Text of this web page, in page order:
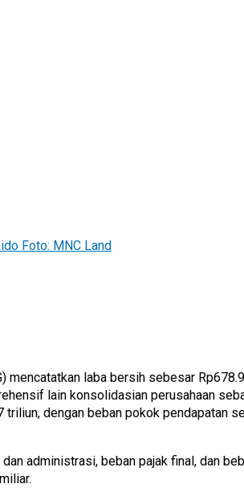
Foto: MNC Land
mencatatkan laba bersih sebesar
lain konsolidasian perusahaan
dengan beban pokok pendapatan
administrasi, beban pajak final, dan